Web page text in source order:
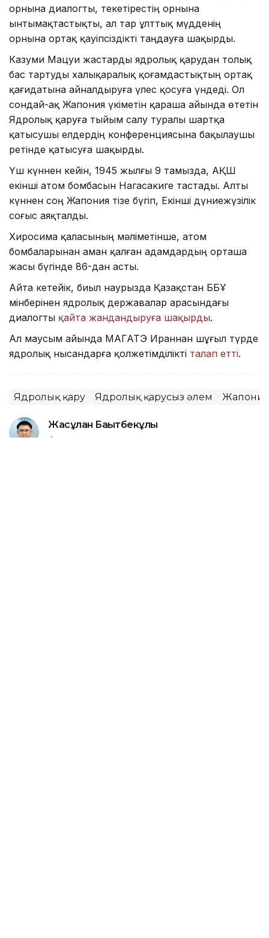
орнына диалогты, текетірестің орнына
ынтымақтастықты, ал тар ұлттық мүдденің
орнына ортақ қауіпсіздікті таңдауға шақырды.
Казуми Мацуи жастарды ядролық қарудан толық
бас тартуды халықаралық қоғамдастықтың ортақ
қағидатына айналдыруға үлес қосуға үндеді. Ол
сондай-ақ Жапония үкіметін қараша айында өтетін
Ядролық қаруға тыйым салу туралы шартқа
қатысушы елдердің конференциясына бақылаушы
ретінде қатысуға шақырды.
Үш күннен кейін, 1945 жылғы 9 тамызда, АҚШ
екінші атом бомбасын Нагасакиге тастады. Алты
күннен соң Жапония тізе бүгіп, Екінші дүниежүзілік
соғыс аяқталды.
Хиросима қаласының мәліметінше, атом
бомбаларынан аман қалған адамдардың орташа
жасы бүгінде 86-дан асты.
Айта кетейік, биыл наурызда Қазақстан ББҰ
мінберінен ядролық державалар арасындағы
диалогты қайта жандандыруға шақырды.
Ал маусым айында МАГАТЭ Ираннан шұғыл түрде
ядролық нысандарға қолжетімділікті талап етті.
Ядролық қару Ядролық қарусыз әлем
Жасұлан Бақытбекұлы
Авторлар